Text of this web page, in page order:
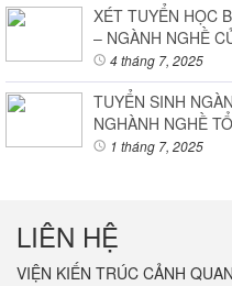
XÉT TUYỂN HỌC
– NGÀNH NGHỀ
4 tháng 7, 2025
TUYỂN SINH
NGHÀNH NGHỀ
1 tháng 7, 2025
LIÊN HỆ
VIỆN KIẾN TRÚC CẢNH